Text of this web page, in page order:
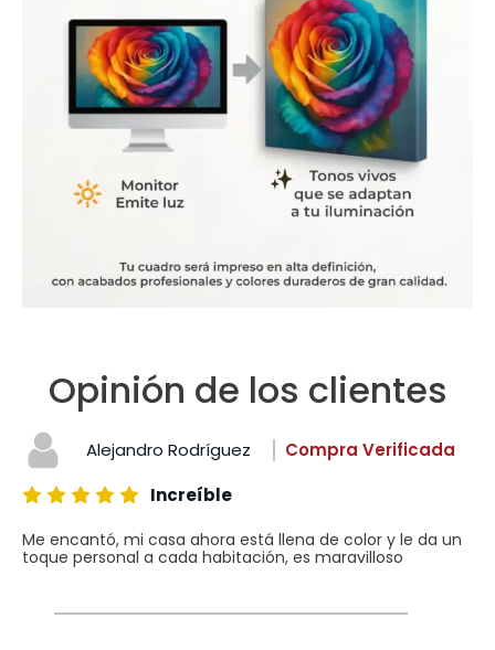
Opinión de los clientes
Alejandro Rodríguez
Compra Verificada
Increíble
Me encantó, mi casa ahora está llena de color y le da un
toque personal a cada habitación, es maravilloso